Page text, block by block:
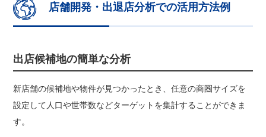
店舗開発・出退店分析での活用方法例
出店候補地の簡単な分析
新店舗の候補地や物件が見つかったとき、任意の商圏サイズを
設定して人口や世帯数などターゲットを集計することができま
す。